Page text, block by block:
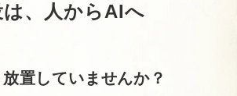
、人からAIへ
置していませんか？